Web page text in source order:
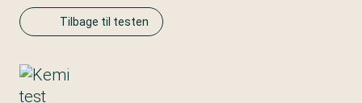
Tilbage til testen